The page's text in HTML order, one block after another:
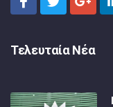
Τελευταία Νέα